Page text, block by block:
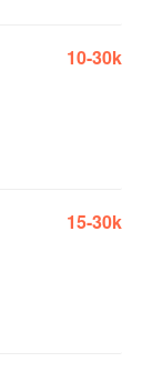
10-30k
15-30k